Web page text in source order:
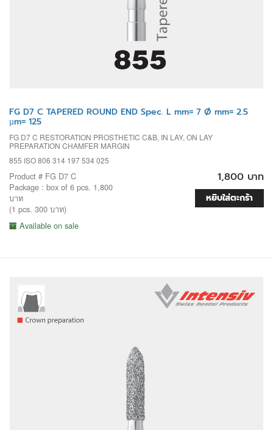
FG D7 C TAPERED ROUND END Spec. L mm= 7 Ø mm= 2.5
µm= 125
FG D7 C RESTORATION PROSTHETIC C&B, IN LAY, ON LAY
PREPARATION CHAMFER MARGIN
855 ISO 806 314 197 534 025
Product # FG D7 C
Package : box of 6 pcs. 1,800
บาท
(1 pcs. 300 บาท)
Available on sale
1,800 บาท
หยิบใส่ตะกร้า